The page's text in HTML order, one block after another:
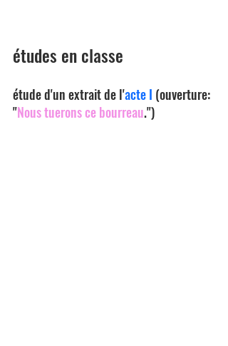
études en classe
étude d'un extrait de l'acte I (ouverture:
"Nous tuerons ce bourreau.")